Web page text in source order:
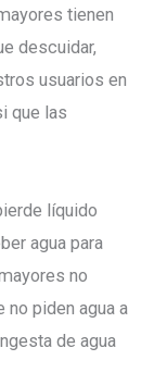
tienen
descuidar,
usuarios en
que las
líquido
agua para
no
no piden agua a
de agua